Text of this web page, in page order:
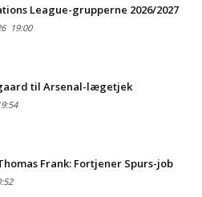
League-grupperne 2026/2027
19:00
til Arsenal-lægetjek
Frank: Fortjener Spurs-job